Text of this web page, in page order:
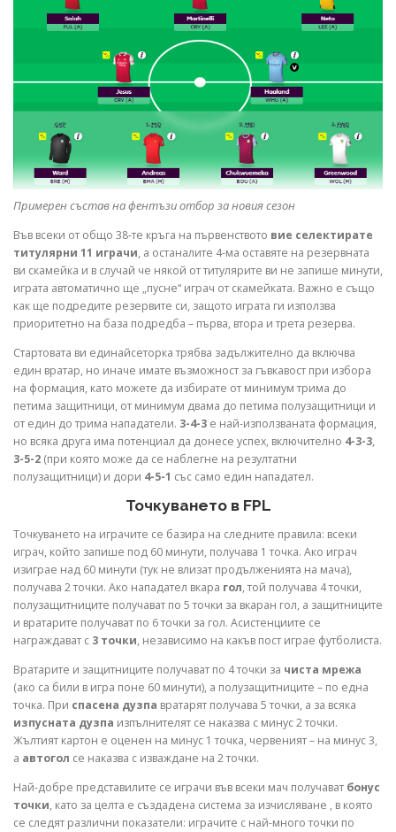
Примерен състав на фентъзи отбор за новия сезон
Във всеки от общо 38-те кръга на първенството вие селектирате
титулярни 11 играчи, а останалите 4-ма оставяте на резервната
ви скамейка и в случай че някой от титулярите ви не запише минути,
играта автоматично ще „пусне“ играч от скамейката. Важно е също
как ще подредите резервите си, защото играта ги използва
приоритетно на база подредба – първа, втора и трета резерва.
Стартовата ви единайсеторка трябва задължително да включва
един вратар, но иначе имате възможност за гъвкавост при избора
на формация, като можете да избирате от минимум трима до
петима защитници, от минимум двама до петима полузащитници и
от един до трима нападатели. 3-4-3 е най-използваната формация,
но всяка друга има потенциал да донесе успех, включително 4-3-3,
3-5-2 (при която може да се наблегне на резултатни
полузащитници) и дори 4-5-1 със само един нападател.
Точкуването в FPL
Точкуването на играчите се базира на следните правила: всеки
играч, който запише под 60 минути, получава 1 точка. Ако играч
изиграе над 60 минути (тук не влизат продълженията на мача),
получава 2 точки. Ако нападател вкара гол, той получава 4 точки,
полузащитниците получават по 5 точки за вкаран гол, а защитниците
и вратарите получават по 6 точки за гол. Асистенциите се
награждават с 3 точки, независимо на какъв пост играе футболиста.
Вратарите и защитниците получават по 4 точки за чиста мрежа
(ако са били в игра поне 60 минути), а полузащитниците – по една
точка. При спасена дузпа вратарят получава 5 точки, а за всяка
изпусната дузпа изпълнителят се наказва с минус 2 точки.
Жълтият картон е оценен на минус 1 точка, червеният – на минус 3,
а автогол се наказва с изваждане на 2 точки.
Най-добре представилите се играчи във всеки мач получават бонус
точки, като за целта е създадена система за изчисляване , в която
се следят различни показатели: играчите с най-много точки по